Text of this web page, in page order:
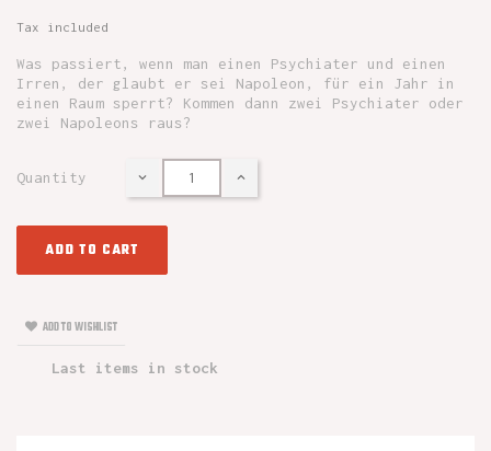
Tax included
Was passiert, wenn man einen Psychiater und einen
Irren, der glaubt er sei Napoleon, für ein Jahr in
einen Raum sperrt? Kommen dann zwei Psychiater oder
zwei Napoleons raus?
Quantity
ADD TO CART
ADD TO WISHLIST
Last items in stock